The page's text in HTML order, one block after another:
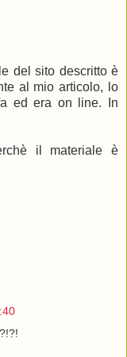
del sito descritto è
al mio articolo, lo
ed era on line. In
il materiale è